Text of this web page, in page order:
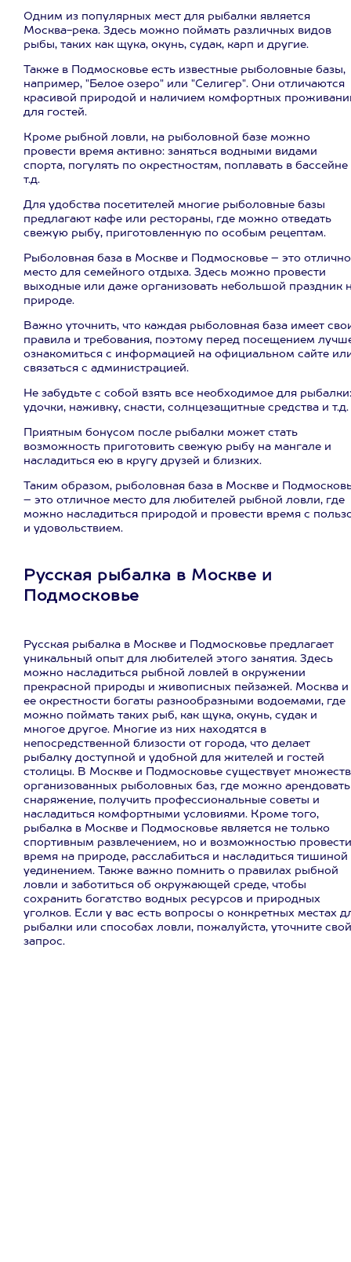
Одним из популярных мест для рыбалки является
Москва-река. Здесь можно поймать различных видов
рыбы, таких как щука, окунь, судак, карп и другие.
Также в Подмосковье есть известные рыболовные базы,
например, "Белое озеро" или "Селигер". Они отличаются
красивой природой и наличием комфортных
для гостей.
Кроме рыбной ловли, на рыболовной базе можно
провести время активно: заняться водными видами
спорта, погулять по окрестностям, поплавать в бассейне
т.д.
Для удобства посетителей многие рыболовные базы
предлагают кафе или рестораны, где можно отведать
свежую рыбу, приготовленную по особым рецептам.
Рыболовная база в Москве и Подмосковье – это
место для семейного отдыха. Здесь можно провести
выходные или даже организовать небольшой праздник
природе.
Важно уточнить, что каждая рыболовная база имеет
правила и требования, поэтому перед посещением
ознакомиться с информацией на официальном сайте
связаться с администрацией.
Не забудьте с собой взять все необходимое для рыбалки:
удочки, наживку, снасти, солнцезащитные средства и т.д.
Приятным бонусом после рыбалки может стать
возможность приготовить свежую рыбу на мангале и
насладиться ею в кругу друзей и близких.
Таким образом, рыболовная база в Москве и
– это отличное место для любителей рыбной ловли, где
можно насладиться природой и провести время с
и удовольствием.
Русская рыбалка в Москве и
Подмосковье
Русская рыбалка в Москве и Подмосковье предлагает
уникальный опыт для любителей этого занятия. Здесь
можно насладиться рыбной ловлей в окружении
прекрасной природы и живописных пейзажей. Москва и
ее окрестности богаты разнообразными водоемами, где
можно поймать таких рыб, как щука, окунь, судак и
многое другое. Многие из них находятся в
непосредственной близости от города, что делает
рыбалку доступной и удобной для жителей и гостей
столицы. В Москве и Подмосковье существует
организованных рыболовных баз, где можно арендовать
снаряжение, получить профессиональные советы и
насладиться комфортными условиями. Кроме того,
рыбалка в Москве и Подмосковье является не только
спортивным развлечением, но и возможностью провести
время на природе, расслабиться и насладиться тишиной
уединением. Также важно помнить о правилах рыбной
ловли и заботиться об окружающей среде, чтобы
сохранить богатство водных ресурсов и природных
уголков. Если у вас есть вопросы о конкретных местах
рыбалки или способах ловли, пожалуйста, уточните свой
запрос.